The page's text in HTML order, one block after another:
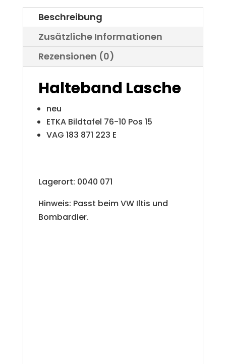
Menge
Beschreibung
Zusätzliche Informationen
Rezensionen (0)
Halteband Lasche
neu
ETKA Bildtafel 76-10 Pos 15
VAG 183 871 223 E
Lagerort: 0040 071
Hinweis: Passt beim VW Iltis und
Bombardier.